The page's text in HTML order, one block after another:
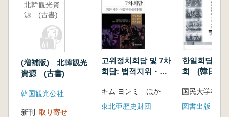
北韓観光資
源 (古書)
(増補版) 北韓観光
資源 (古書)
韓国観光公社
新刊 取り寄せ
고위정치회담 및 7차
회담: 법적지위・어
位政治会談及び7次会
談:法的地位・漁業関
キム ヨンミ ほか
東北亜歴史財団
한일회담과
회 (韓日会